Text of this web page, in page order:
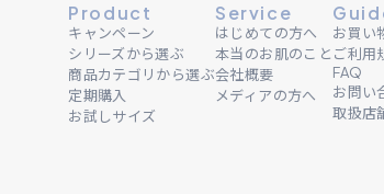
Product
キャンペーン
シリーズから選ぶ
商品カテゴリから選ぶ
定期購入
お試しサイズ
Service
はじめての方へ
本当のお肌のこと
会社概要
メディアの方へ
お買い
ご利用
FAQ
お問い
取扱店